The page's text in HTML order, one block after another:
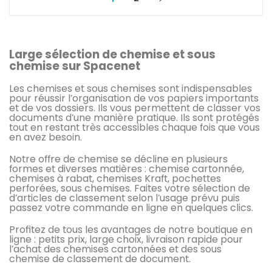
Large sélection de chemise et sous
chemise sur Spacenet
Les chemises et sous chemises sont indispensables
pour réussir l’organisation de vos papiers importants
et de vos dossiers. Ils vous permettent de classer vos
documents d’une manière pratique. Ils sont protégés
tout en restant très accessibles chaque fois que vous
en avez besoin.
Notre offre de chemise se décline en plusieurs
formes et diverses matières : chemise cartonnée,
chemises à rabat, chemises Kraft, pochettes
perforées, sous chemises. Faites votre sélection de
d’articles de classement selon l’usage prévu puis
passez votre commande en ligne en quelques clics.
Profitez de tous les avantages de notre boutique en
ligne : petits prix, large choix, livraison rapide pour
l’achat des chemises cartonnées et des sous
chemise de classement de document.